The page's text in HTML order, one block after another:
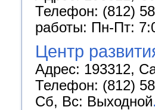
Телефон: (812)
работы: Пн-Пт:
Центр
Адрес: 193312,
Телефон: (812)
Сб, Вс: Выходной